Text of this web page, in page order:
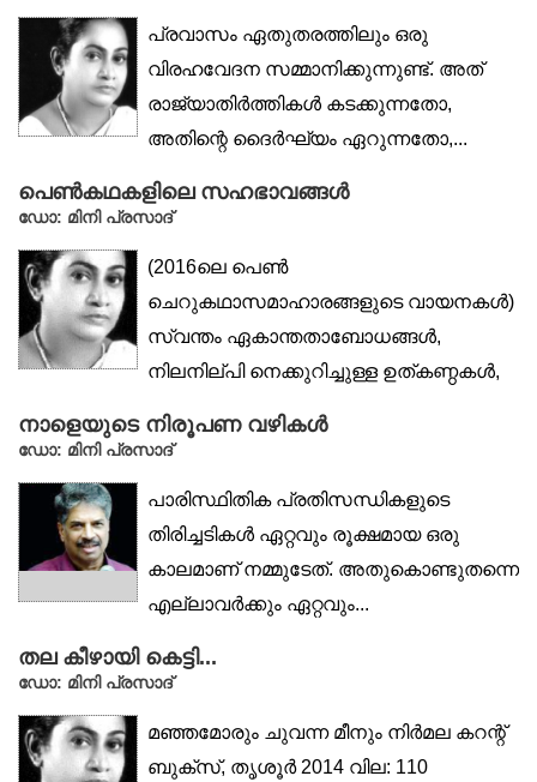
പ്രവാസം ഏതുതരത്തിലും ഒരു
വിരഹവേദന സമ്മാനിക്കുന്നുണ്ട്. അത്
രാജ്യാതിർത്തികൾ കടക്കുന്നതോ,
അതിന്റെ ദൈർഘ്യം ഏറുന്നതോ,...
പെൺകഥകളിലെ സഹഭാവങ്ങൾ
ഡോ: മിനി പ്രസാദ്‌
(2016ലെ പെൺ
ചെറുകഥാസമാഹാരങ്ങളുടെ വായനകൾ)
സ്വന്തം ഏകാന്തതാബോധങ്ങൾ,
നിലനില്പി നെക്കുറിച്ചുള്ള ഉത്കണ്ഠകൾ,
നാളെയുടെ നിരൂപണ വഴികള്‍
ഡോ: മിനി പ്രസാദ്‌
പാരിസ്ഥിതിക പ്രതിസന്ധികളുടെ
തിരിച്ചടികള്‍ ഏറ്റവും രൂക്ഷമായ ഒരു
കാലമാണ് നമ്മുടേത്. അതുകൊണ്ടുതന്നെ
എല്ലാവര്‍ക്കും ഏറ്റവും...
തല കീഴായി കെട്ടി...
ഡോ: മിനി പ്രസാദ്‌
മഞ്ഞമോരും ചുവന്ന മീനും നിർമല കറന്റ്
ബുക്‌സ്, തൃശൂർ 2014 വില: 110